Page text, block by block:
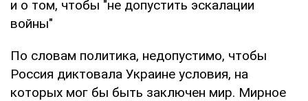
и о том, чтобы "не допустить эскалации
войны"
По словам политика, недопустимо, чтобы
Россия диктовала Украине условия, на
которых мог бы быть заключен мир. Мирное